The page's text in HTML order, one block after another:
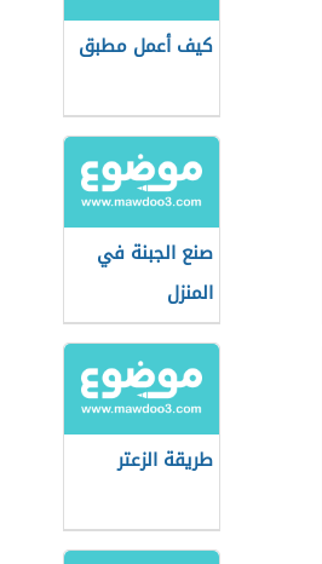
كيف أعمل مطبق
صنع الجبنة في
المنزل
طريقة الزعتر